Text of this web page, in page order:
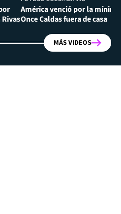
América venció por la
Once Caldas fuera de casa
MÁS VIDEOS